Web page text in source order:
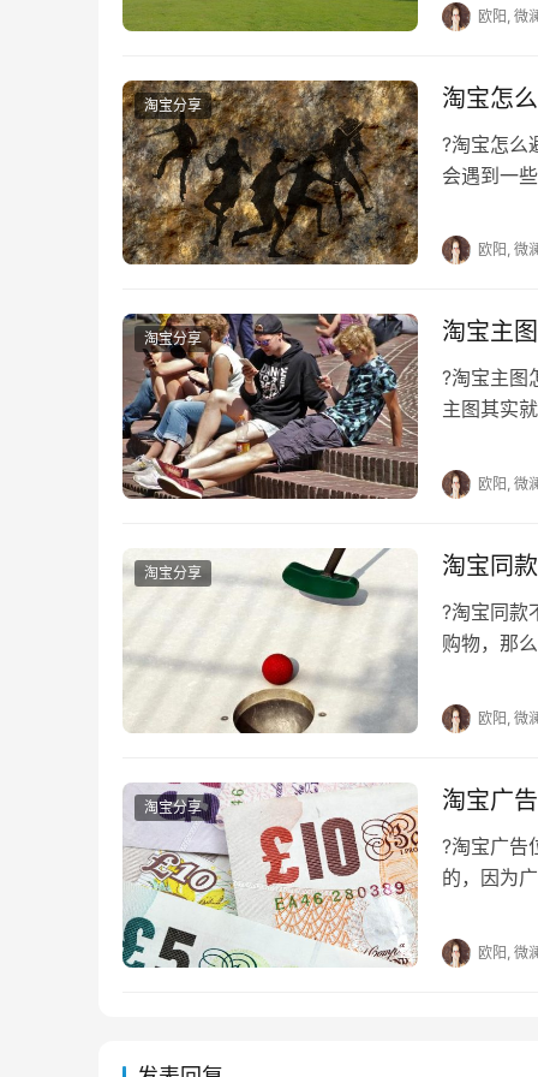
欧阳, 微
淘宝分享 淘宝怎
?淘宝怎
会遇到一
欧阳, 微
淘宝分享 淘宝主
?淘宝主
主图其实
欧阳, 微
淘宝分享 淘宝同
?淘宝同
购物，那
欧阳, 微
淘宝分享 淘宝广
?淘宝广
的，因为
欧阳, 微